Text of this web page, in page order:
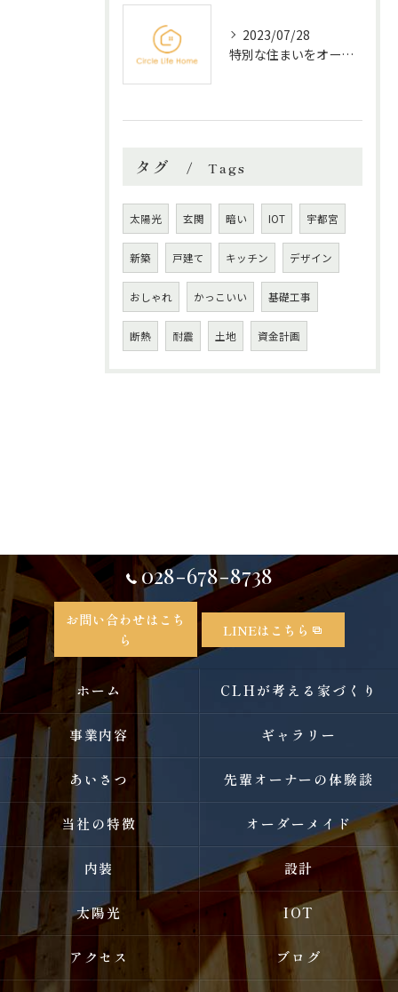
2023/07/28
特別な住まいをオーダーメイドで実現するコツとは？
タグ Tags
太陽光 玄関 暗い IOT 宇都宮
新築 戸建て キッチン デザイン
おしゃれ かっこいい 基礎工事
断熱 耐震 土地 資金計画
028-678-8738
お問い合わせはこち
ら
LINEはこちら
ホーム CLHが考える家づくり
事業内容 ギャラリー
あいさつ 先輩オーナーの体験談
当社の特徴 オーダーメイド
内装 設計
太陽光 IOT
アクセス ブログ